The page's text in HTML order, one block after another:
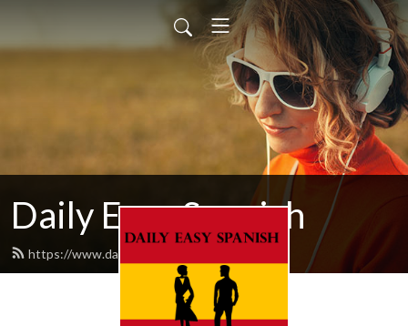
Daily Easy Spanish
https://www.dailyeasyspanish.com/feed.xml